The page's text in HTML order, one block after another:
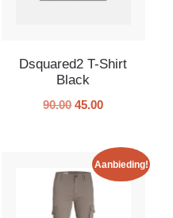
Dsquared2 T-Shirt
Black
90.00 45.00
Aanbieding!